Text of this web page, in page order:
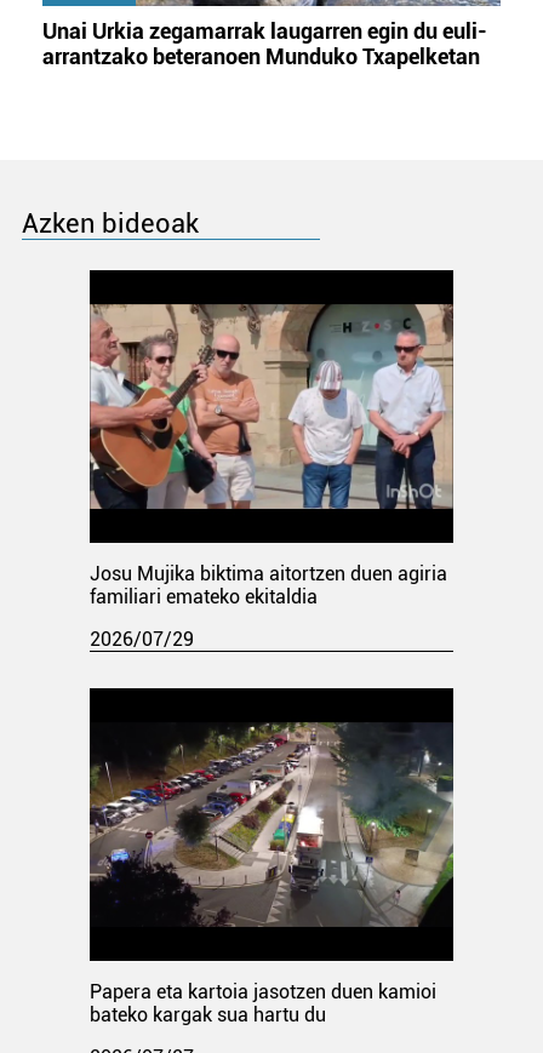
Unai Urkia zegamarrak laugarren egin du euli-
arrantzako beteranoen Munduko Txapelketan
Azken bideoak
Josu Mujika biktima aitortzen duen agiria
familiari emateko ekitaldia
2026/07/29
Papera eta kartoia jasotzen duen kamioi
bateko kargak sua hartu du